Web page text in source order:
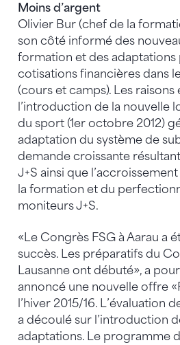
Moins d’argent
Olivier Bur (chef de la
son côté informé des
formation et des adaptations
cotisations financières dans
(cours et camps). Les raisons
l’introduction de la nouvelle
du sport (1er octobre 2012)
adaptation du système de
demande croissante
J+S ainsi que
la formation et du
moniteurs J+S.
«Le Congrès FSG à Aarau a
succès. Les préparatifs du
Lausanne ont débuté», a
annoncé une nouvelle offre
l’hiver 2015/16. L’évaluation
a découlé sur l’introduction
adaptations. Le programme